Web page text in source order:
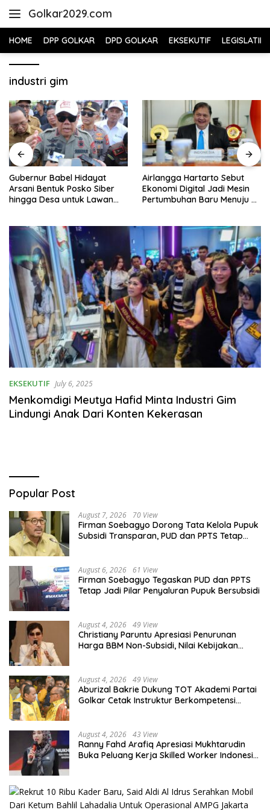
Golkar2029.com
HOME DPP GOLKAR DPD GOLKAR EKSEKUTIF LEGISLATIF
industri gim
Gubernur Babel Hidayat
Arsani Bentuk Posko Siber
hingga Desa untuk Lawan
Airlangga Hartarto Sebut
Ekonomi Digital Jadi Mesin
Pertumbuhan Baru Menuju 8
EKSEKUTIF July 6, 2025
Menkomdigi Meutya Hafid Minta Industri Gim
Lindungi Anak Dari Konten Kekerasan
Popular Post
August 7, 2026 70 View
Firman Soebagyo Dorong Tata Kelola Pupuk
Subsidi Transparan, PUD dan PPTS Tetap
August 6, 2026 61 View
Firman Soebagyo Tegaskan PUD dan PPTS
Tetap Jadi Pilar Penyaluran Pupuk Bersubsidi
August 4, 2026 49 View
Christiany Paruntu Apresiasi Penurunan
Harga BBM Non-Subsidi, Nilai Kebijakan
August 4, 2026 49 View
Aburizal Bakrie Dukung TOT Akademi Partai
Golkar Cetak Instruktur Berkompetensi
August 4, 2026 43 View
Ranny Fahd Arafiq Apresiasi Mukhtarudin
Buka Peluang Kerja Skilled Worker Indonesia